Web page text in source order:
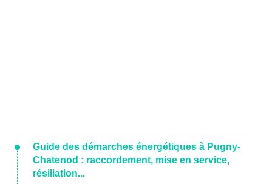
Guide des démarches énergétiques à Pugny-
Chatenod : raccordement, mise en service,
résiliation...